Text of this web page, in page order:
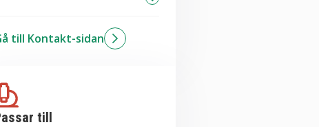
Skicka mail till Amanda
till Kontakt-sidan
till